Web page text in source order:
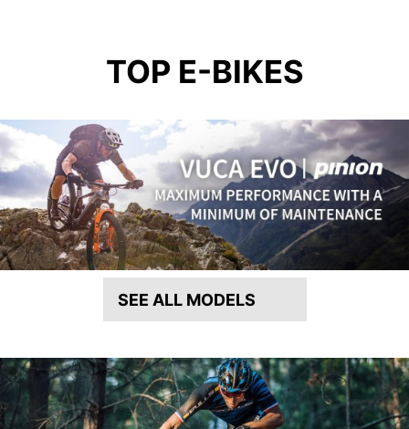
TOP E-BIKES
SEE ALL MODELS